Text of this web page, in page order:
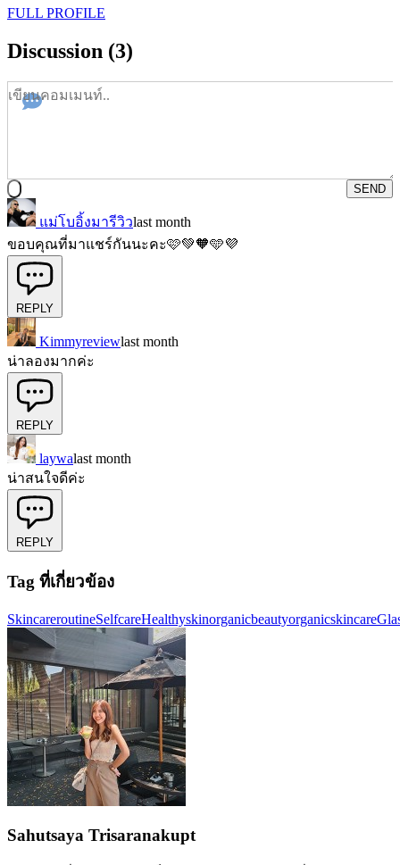
FULL PROFILE
Discussion (3)
SEND
แม่โบอิ้งมารีวิวlast month
ขอบคุณที่มาแชร์กันนะคะ🩷💚🧡🩵💜
REPLY
Kimmyreviewlast month
น่าลองมากค่ะ
REPLY
laywalast month
น่าสนใจดีค่ะ
REPLY
Tag ที่เกี่ยวข้อง
SkincareroutineSelfcareHealthyskinorganicbeautyorganicskincare
Sahutsaya Trisaranakupt